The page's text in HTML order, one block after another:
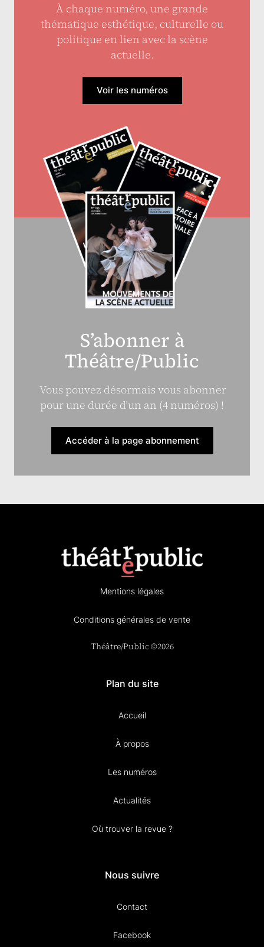
À chaque numéro, une grande
thématique esthétique, culturelle ou
politique en lien avec la scène
actuelle.
Voir les numéros
S’abonner à
Théâtre/Public
Vous pouvez désormais vous abonner
pour une durée d’un an (4 numéros) !
Accéder à la page abonnement
Mentions légales
Conditions générales de vente
Théâtre/Public ©2026
Plan du site
Accueil
À propos
Les numéros
Actualités
Où trouver la revue ?
Nous suivre
Contact
Facebook